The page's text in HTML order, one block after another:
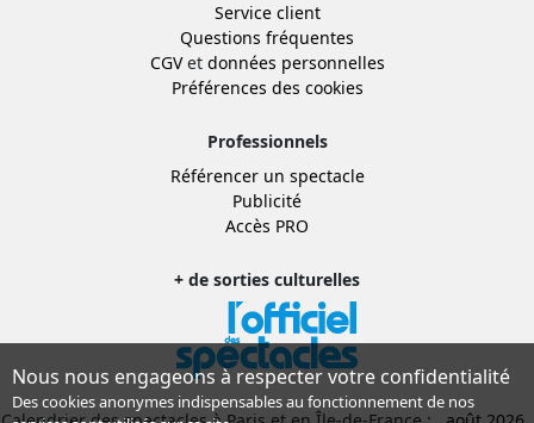
Service client
Questions fréquentes
CGVet données personnelles
Préférences des cookies
Professionnels
Référencer un spectacle
Publicité
Accès PRO
+ de sorties culturelles
Nous nous engageons à respecter votre confidentialité
Des cookies anonymes indispensables au fonctionnement de nos